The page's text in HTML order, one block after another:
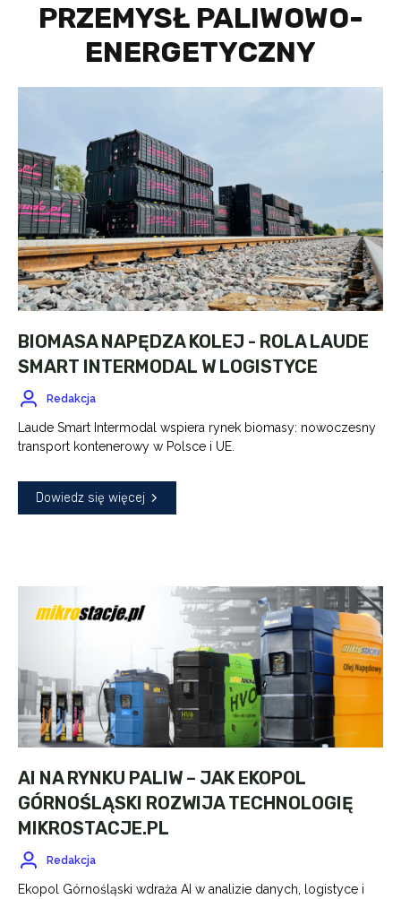
PRZEMYSŁ PALIWOWO-
ENERGETYCZNY
BIOMASA NAPĘDZA KOLEJ - ROLA LAUDE
SMART INTERMODAL W LOGISTYCE
Redakcja
Laude Smart Intermodal wspiera rynek biomasy: nowoczesny
transport kontenerowy w Polsce i UE.
Dowiedz się więcej
AI NA RYNKU PALIW – JAK EKOPOL
GÓRNOŚLĄSKI ROZWIJA TECHNOLOGIĘ
MIKROSTACJE.PL
Redakcja
Ekopol Górnośląski wdraża AI w analizie danych, logistyce i